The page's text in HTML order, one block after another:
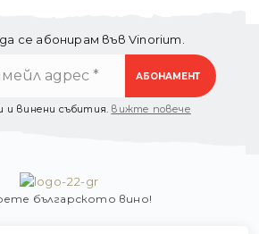
се абонирам във Vinorium.
и винени събития. вижте повече
българското вино!